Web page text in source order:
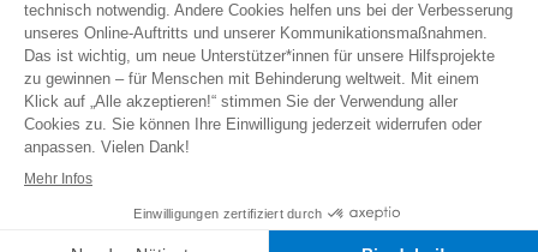
Spendenservice: Tel.: 089/54 76 06 17 (Mo-Do 9:00 –
14:00 Uhr) Ispenden@deutschland.hi.org
Handicap International e.V. ist beim Finanzamt
München als gemeinnützig und mildtätig anerkannt.
Spenden können steuerlich geltend gemacht werden.
Warnung vor "falschen Spendensammlern"